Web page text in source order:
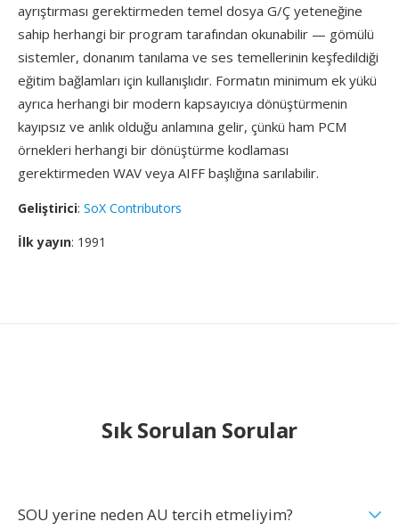
ayrıştırması gerektirmeden temel dosya G/Ç yeteneğine
sahip herhangi bir program tarafından okunabilir — gömülü
sistemler, donanım tanılama ve ses temellerinin keşfedildiği
eğitim bağlamları için kullanışlıdır. Formatın minimum ek yükü
ayrıca herhangi bir modern kapsayıcıya dönüştürmenin
kayıpsız ve anlık olduğu anlamına gelir, çünkü ham PCM
örnekleri herhangi bir dönüştürme kodlaması
gerektirmeden WAV veya AIFF başlığına sarılabilir.
Geliştirici: SoX Contributors
İlk yayın: 1991
Sık Sorulan Sorular
SOU yerine neden AU tercih etmeliyim?